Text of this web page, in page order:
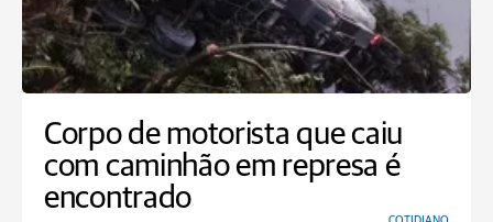
Corpo de motorista que caiu
com caminhão em represa é
encontrado